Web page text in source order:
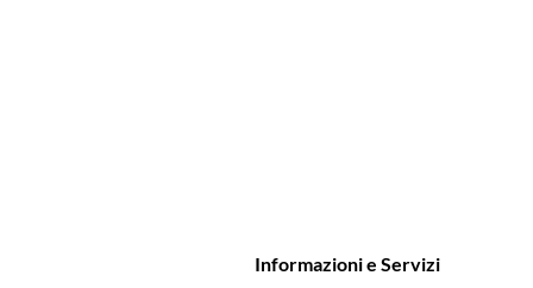
Informazioni e Servizi